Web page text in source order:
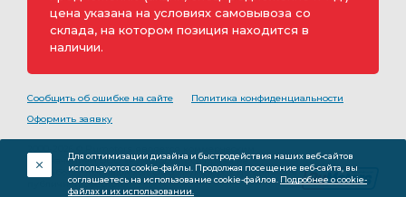
цена указана на условиях самовывоза со
склада, на котором позиция находится в
наличии.
Сообщить об ошибке на сайте
Политика конфиденциальности
Оформить заявку
обозначением ООО «РуМоторс». Все права на
разработку принадлежат ООО «Румоторс». Не является
публичной офертой.
Для оптимизации дизайна и быстродействия наших веб-сайтов
используются cookie-файлы. Продолжая посещение веб-сайта, вы
соглашаетесь на использование cookie-файлов. Подробнее о cookie-
файлах и их использовании.